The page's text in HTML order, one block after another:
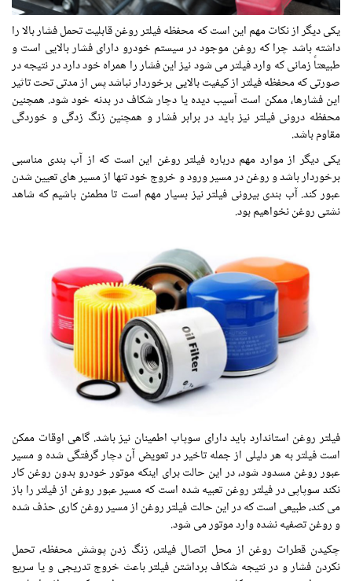
یکی دیگر از نکات مهم این است که محفظه فیلتر روغن قابلیت تحمل فشار بالا را
داشته باشد چرا که روغن موجود در سیستم خودرو دارای فشار بالایی است و
طبیعتاً زمانی که وارد فیلتر می شود نیز این فشار را همراه خود دارد در نتیجه در
صورتی که محفظه فیلتر از کیفیت بالایی برخوردار نباشد پس از مدتی تحت تاثیر
این فشارها، ممکن است آسیب دیده یا دچار شکاف در بدنه خود شود. همچنین
محفظه درونی فیلتر نیز باید در برابر فشار و همچنین زنگ زدگی و خوردگی
مقاوم باشد.
یکی دیگر از موارد مهم درباره فیلتر روغن این است که از آب بندی مناسبی
برخوردار باشد و روغن در مسیر ورود و خروج خود تنها از مسیر های تعیین شدن
عبور کند. آب بندی بیرونی فیلتر نیز بسیار مهم است تا مطمئن باشیم که شاهد
نشتی روغن نخواهیم بود.
فیلتر روغن استاندارد باید دارای سوپاپ اطمینان نیز باشد. گاهی اوقات ممکن
است فیلتر به هر دلیلی از جمله تاخیر در تعویض آن دچار گرفتگی شده و مسیر
عبور روغن مسدود شود، در این حالت برای اینکه موتور خودرو بدون روغن کار
نکند سوپاپی در فیلتر روغن تعبیه شده است که مسیر عبور روغن از فیلتر را باز
می کند، طبیعی است که در این حالت فیلتر روغن از مسیر روغن کاری حذف شده
و روغن تصفیه نشده وارد موتور می شود.
چکیدن قطرات روغن از محل اتصال فیلتر، زنگ زدن پوشش محفظه، تحمل
نکردن فشار و در نتیجه شکاف برداشتن فیلتر باعث خروج تدریجی و یا سریع